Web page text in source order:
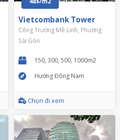
Vietcombank Tower
Công Trường Mê Linh, Phường
Sài Gòn
150, 300, 500, 1000m2
Hướng Đông Nam
Chọn đi xem